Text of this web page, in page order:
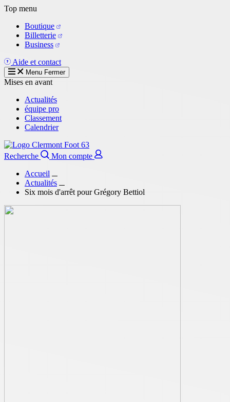
Aller
contenu
principal
Top menu
Boutique
Billetterie
Business
Aide et contact
Menu Fermer
Mises en avant
Actualités
équipe pro
Classement
Calendrier
Recherche
Mon compte
Accueil
Actualités
Six mois d'arrêt pour Grégory Bettiol